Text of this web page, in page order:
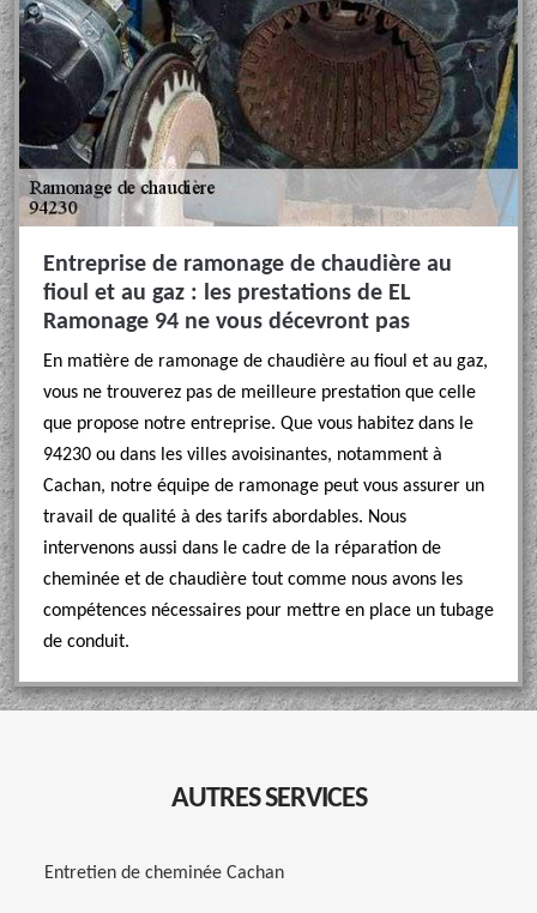
Entreprise de ramonage de chaudière au
fioul et au gaz : les prestations de EL
Ramonage 94 ne vous décevront pas
En matière de ramonage de chaudière au fioul et au gaz,
vous ne trouverez pas de meilleure prestation que celle
que propose notre entreprise. Que vous habitez dans le
94230 ou dans les villes avoisinantes, notamment à
Cachan, notre équipe de ramonage peut vous assurer un
travail de qualité à des tarifs abordables. Nous
intervenons aussi dans le cadre de la réparation de
cheminée et de chaudière tout comme nous avons les
compétences nécessaires pour mettre en place un tubage
de conduit.
AUTRES SERVICES
Entretien de cheminée Cachan